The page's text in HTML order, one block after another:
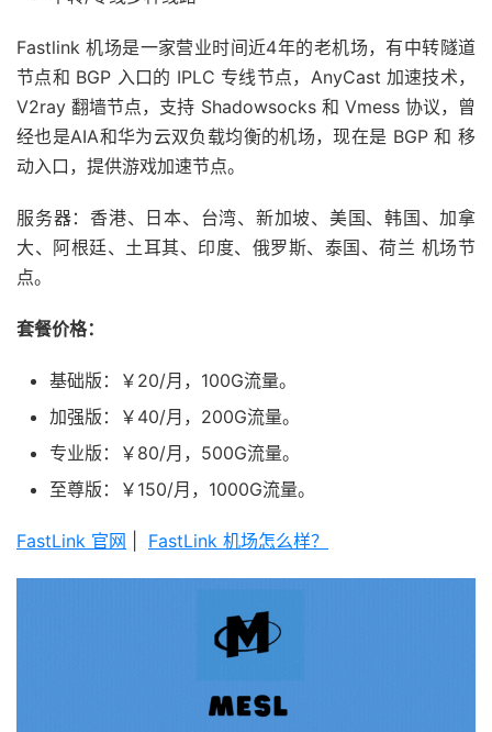
Fastlink 机场是一家营业时间近4年的老机场，有中转隧道
节点和 BGP 入口的 IPLC 专线节点，AnyCast 加速技术，
V2ray 翻墙节点，支持 Shadowsocks 和 Vmess 协议，曾
经也是AIA和华为云双负载均衡的机场，现在是 BGP 和 移
动入口，提供游戏加速节点。
服务器：香港、日本、台湾、新加坡、美国、韩国、加拿
大、阿根廷、土耳其、印度、俄罗斯、泰国、荷兰 机场节
点。
套餐价格：
基础版：￥20/月，100G流量。
加强版：￥40/月，200G流量。
专业版：￥80/月，500G流量。
至尊版：￥150/月，1000G流量。
FastLink 官网 FastLink 机场怎么样？